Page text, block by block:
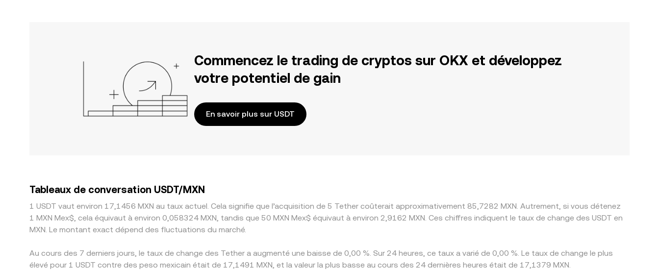
Commencez le trading de cryptos sur OKX et développez
votre potentiel de gain
En savoir plus sur USDT
Tableaux de conversation USDT/MXN
1 USDT vaut environ 17,1456 MXN au taux actuel. Cela signifie que l’acquisition de 5 Tether coûterait approximativement 85,7282 MXN. Autrement, si vous détenez
1 MXN Mex$, cela équivaut à environ 0,058324 MXN, tandis que 50 MXN Mex$ équivaut à environ 2,9162 MXN. Ces chiffres indiquent le taux de change des USDT en
MXN. Le montant exact dépend des fluctuations du marché.
Au cours des 7 derniers jours, le taux de change des Tether a augmenté une baisse de 0,00 %. Sur 24 heures, ce taux a varié de 0,00 %. Le taux de change le plus
élevé pour 1 USDT contre des peso mexicain était de 17,1491 MXN, et la valeur la plus basse au cours des 24 dernières heures était de 17,1379 MXN.